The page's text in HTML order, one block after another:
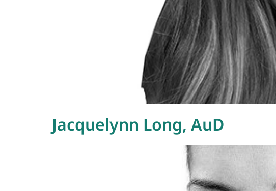
Jacquelynn Long, AuD